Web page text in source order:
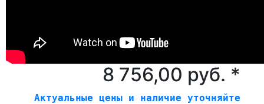
8 756,00 руб. *
Актуальные цены и наличие уточняйте